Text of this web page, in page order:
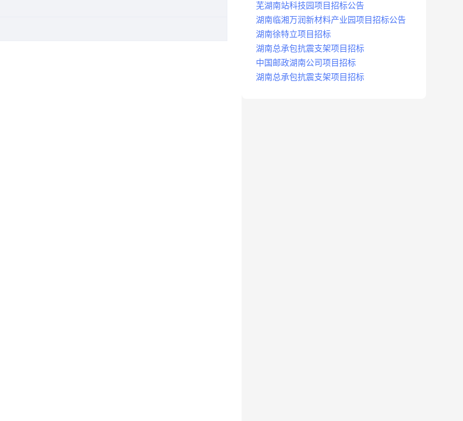
芜湖南站科技园项目招标公告
湖南临湘万润新材料产业园项目招标公告
湖南徐特立项目招标
湖南总承包抗震支架项目招标
中国邮政湖南公司项目招标
湖南总承包抗震支架项目招标